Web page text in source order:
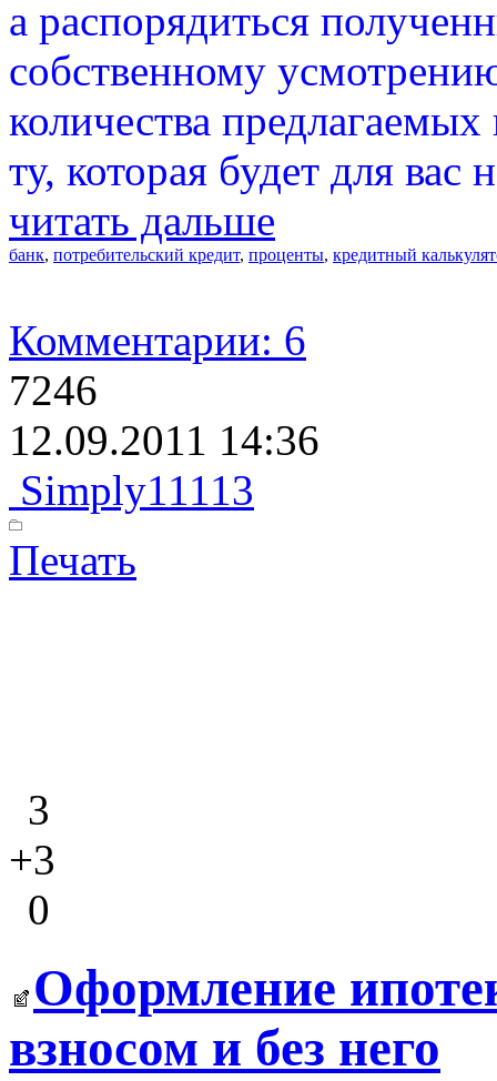
а распорядиться
собственному
количества
ту, которая будет для вас
читать дальше
банк, потребительский кредит, проценты, кредитный
Комментарии: 6
7246
12.09.2011 14:36
Simply11113
Печать
3
+3
0
Оформление
взносом и без него